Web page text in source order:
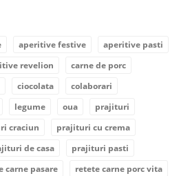
aperitive festive
aperitive pasti
revelion
carne de porc
ciocolata
colaborari
legume oua
prajituri
craciun
prajituri cu crema
de casa
prajituri pasti
carne pasare
retete carne porc vita